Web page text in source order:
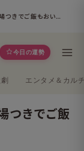
JR京都駅から目と鼻の先 ! 大浴場つきでご飯もおいしい大満足ホテル !
今日の運勢
エンタメ＆カル
つきでご飯